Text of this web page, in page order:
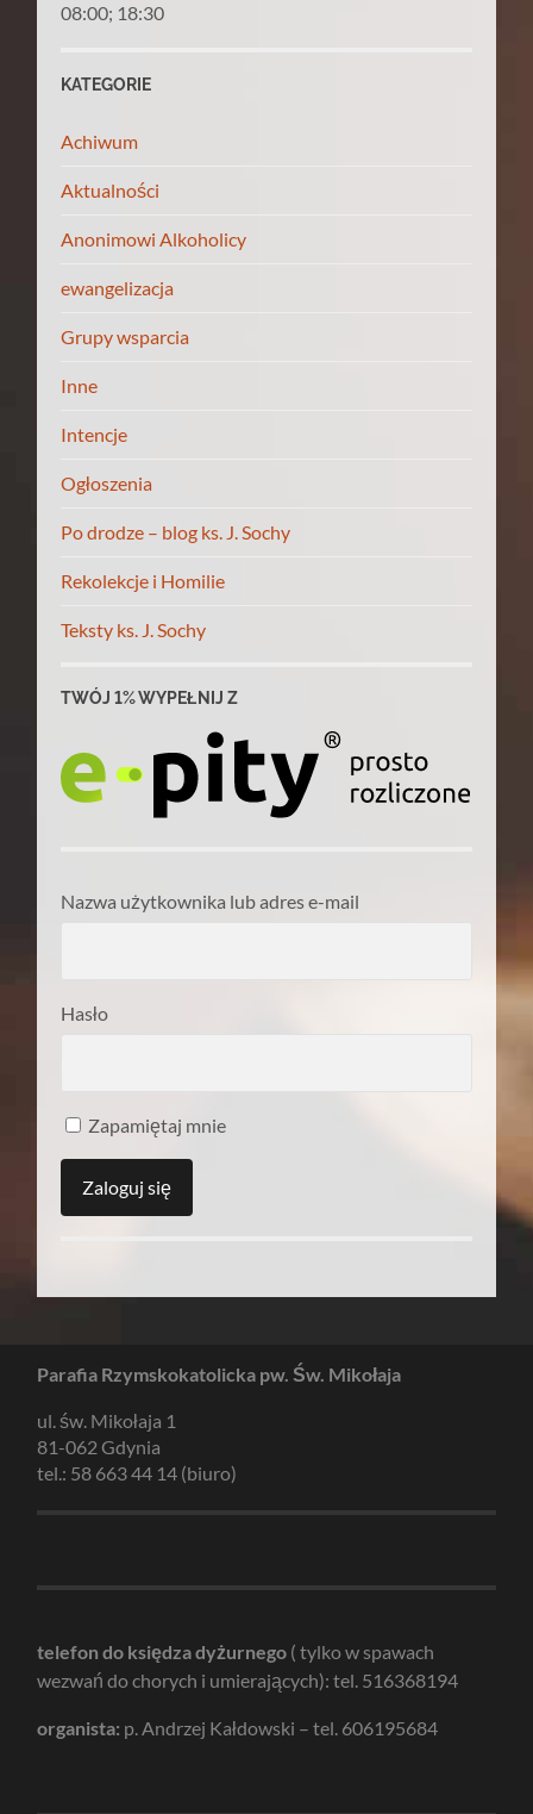
08:00; 18:30
KATEGORIE
Achiwum
Aktualności
Anonimowi Alkoholicy
ewangelizacja
Grupy wsparcia
Inne
Intencje
Ogłoszenia
Po drodze – blog ks. J. Sochy
Rekolekcje i Homilie
Teksty ks. J. Sochy
TWÓJ 1% WYPEŁNIJ Z
Nazwa użytkownika lub adres e-mail
Hasło
Zapamiętaj mnie
Parafia Rzymskokatolicka pw. Św. Mikołaja
ul. św. Mikołaja 1
81-062 Gdynia
tel.: 58 663 44 14 (biuro)
telefon do księdza dyżurnego ( tylko w spawach
wezwań do chorych i umierających): tel. 516368194
organista: p. Andrzej Kałdowski – tel. 606195684